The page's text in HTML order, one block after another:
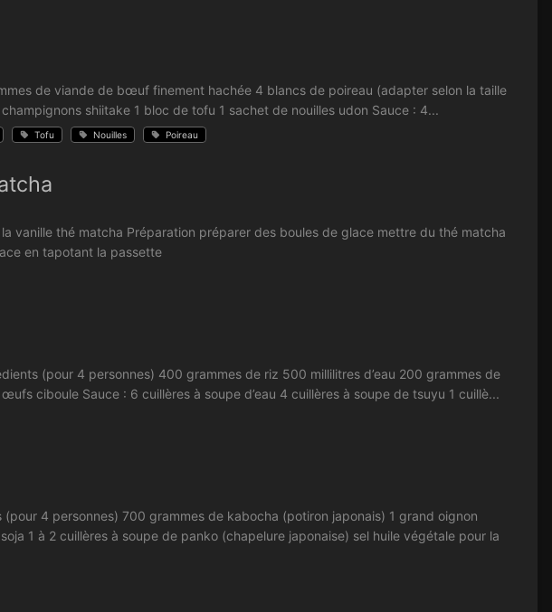
de viande de bœuf finement hachée 4 blancs de poireau (adapter selon la taille
shiitake 1 bloc de tofu 1 sachet de nouilles udon Sauce : 4...
Tofu Nouilles Poireau
vanille thé matcha Préparation préparer des boules de glace mettre du thé matcha
en tapotant la passette
(pour 4 personnes) 400 grammes de riz 500 millilitres d’eau 200 grammes de
ciboule Sauce : 6 cuillères à soupe d’eau 4 cuillères à soupe de tsuyu 1 cuillè...
4 personnes) 700 grammes de kabocha (potiron japonais) 1 grand oignon
1 à 2 cuillères à soupe de panko (chapelure japonaise) sel huile végétale pour la